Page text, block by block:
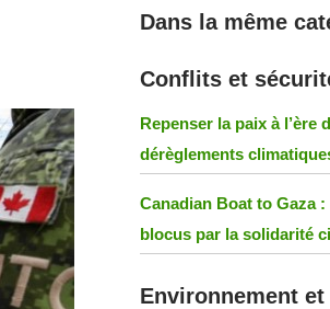
Dans la même
Conflits et
Repenser la paix à l’ère
dérèglements
Canadian Boat to Gaza
blocus par la solidarité
Environnement